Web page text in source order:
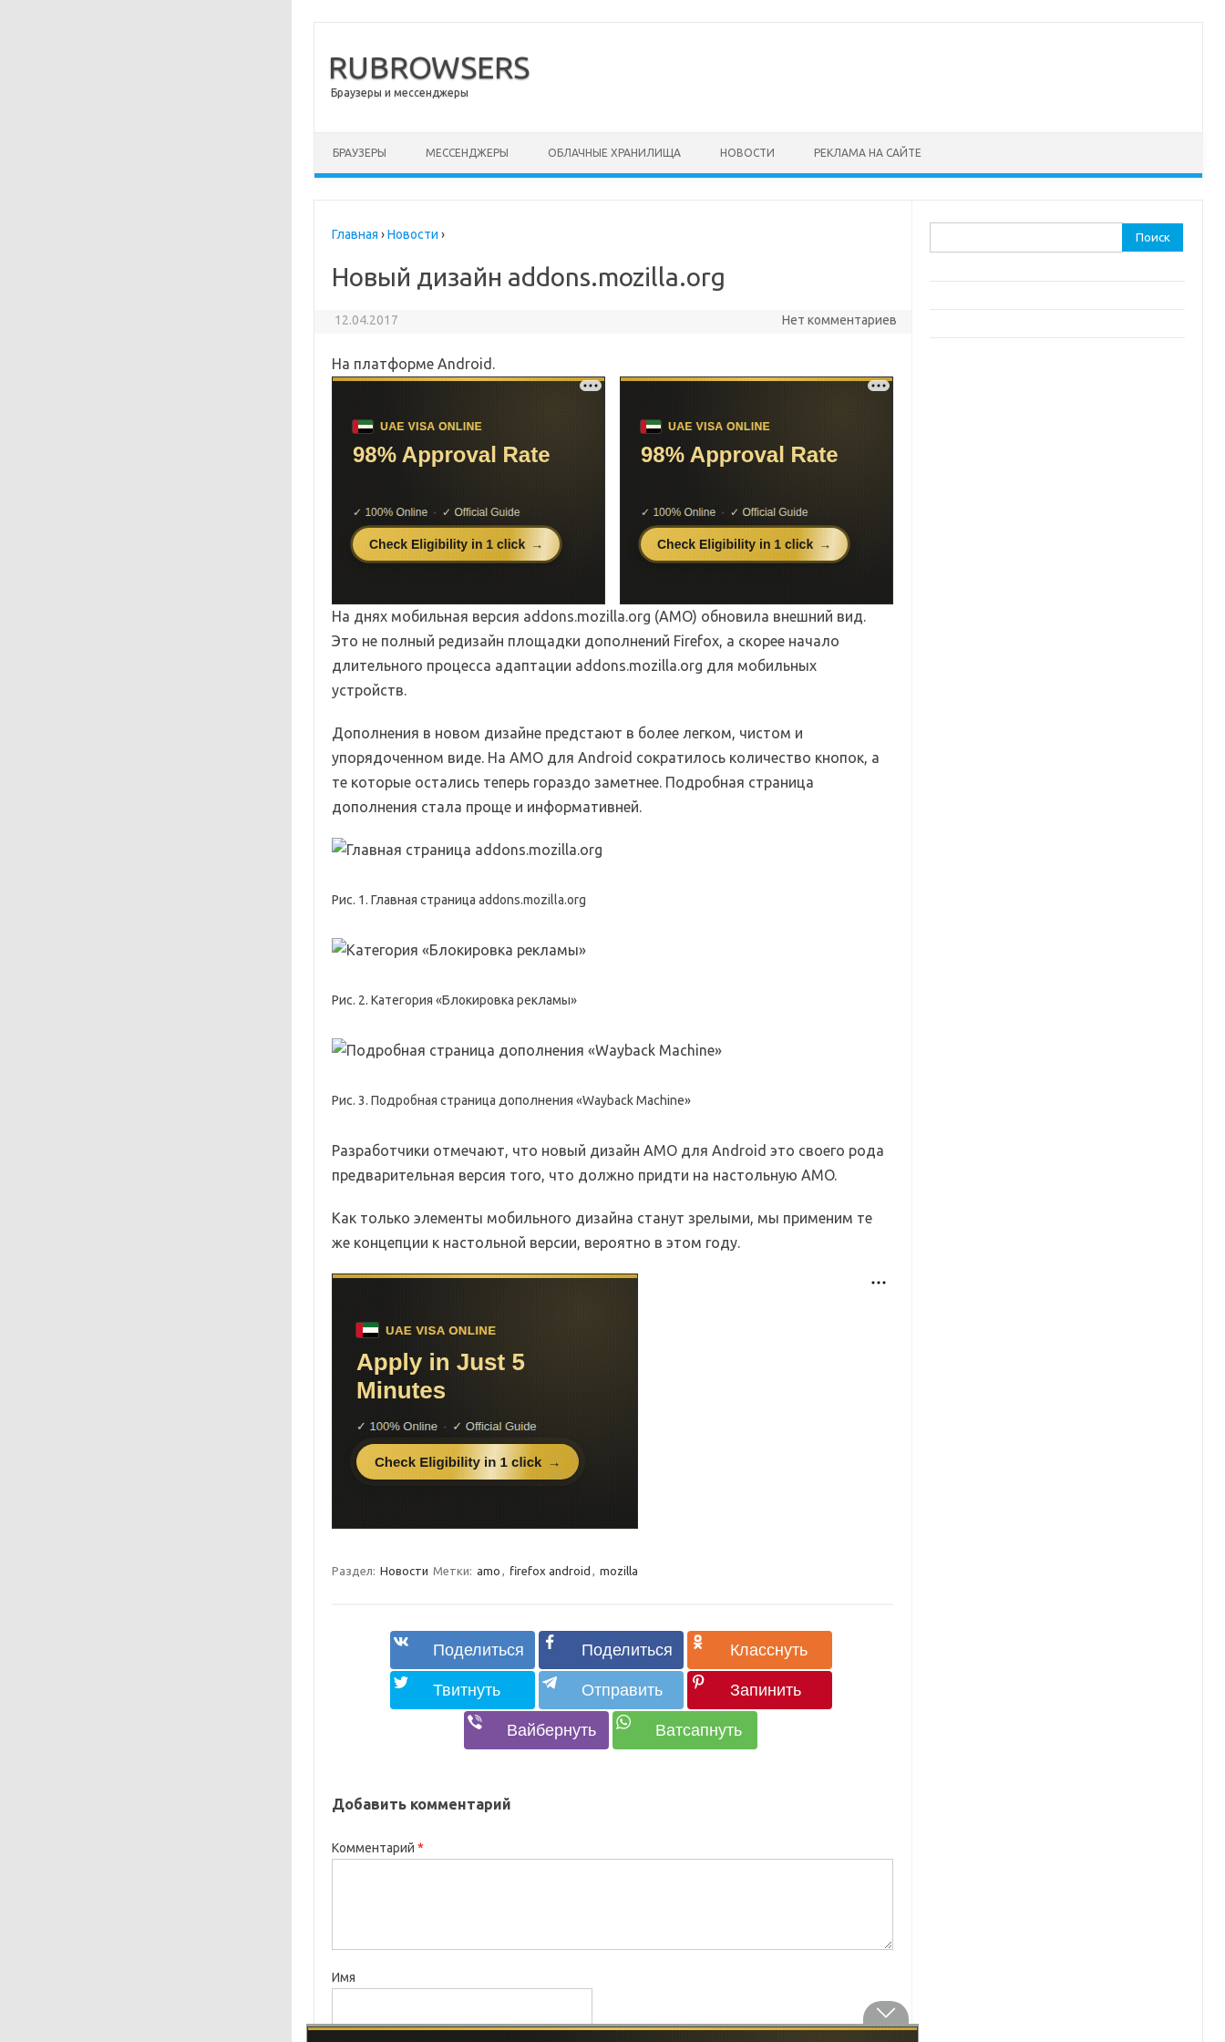
RUBROWSERS
Браузеры и мессенджеры
БРАУЗЕРЫ МЕССЕНДЖЕРЫ ОБЛАЧНЫЕ ХРАНИЛИЩА НОВОСТИ РЕКЛАМА НА САЙТЕ
Главная ›Новости ›
Новый дизайн addons.mozilla.org
12.04.2017 Нет комментариев
На платформе Android.
На днях мобильная версия addons.mozilla.org (AMO) обновила внешний вид.
Это не полный редизайн площадки дополнений Firefox, а скорее начало
длительного процесса адаптации addons.mozilla.org для мобильных
устройств.
Дополнения в новом дизайне предстают в более легком, чистом и
упорядоченном виде. На AMO для Android сократилось количество кнопок, а
те которые остались теперь гораздо заметнее. Подробная страница
дополнения стала проще и информативней.
Рис. 1. Главная страница addons.mozilla.org
Рис. 2. Категория «Блокировка рекламы»
Рис. 3. Подробная страница дополнения «Wayback Machine»
Разработчики отмечают, что новый дизайн AMO для Android это своего рода
предварительная версия того, что должно придти на настольную AMO.
Как только элементы мобильного дизайна станут зрелыми, мы применим те
же концепции к настольной версии, вероятно в этом году.
Раздел: Новости Метки: amo , firefox android , mozilla
Добавить комментарий
Комментарий*
Имя